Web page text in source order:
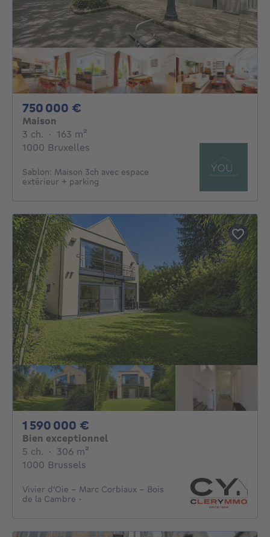
750 000 €
Maison
3 ch. 3 chambres
· 163 m²
1000 Bruxelles
Sablon: Maison 3ch avec espace
extérieur + parking
1 590 000 €
Bien exceptionnel
5 ch. 5 chambres
· 306 m²
1000 Brussels
Vivier d’Oie - Marc Corbiaux - Bois
de la Cambre -